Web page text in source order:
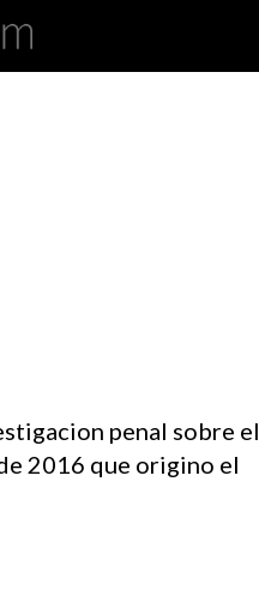
penal sobre el
2016 que origino el